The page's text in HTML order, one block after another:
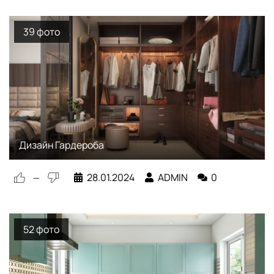
39 фото
Дизайн Гардероба
Дизайн Гардероба
— 28.01.2024 ADMIN 0
52 фото